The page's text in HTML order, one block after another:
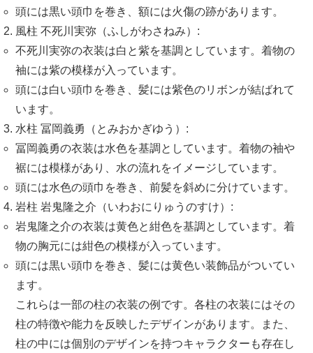
頭には黒い頭巾を巻き、額には火傷の跡があります。
風柱 不死川実弥（ふしがわさねみ）:
不死川実弥の衣装は白と紫を基調としています。着物の
袖には紫の模様が入っています。
頭には白い頭巾を巻き、髪には紫色のリボンが結ばれて
います。
水柱 冨岡義勇（とみおかぎゆう）:
冨岡義勇の衣装は水色を基調としています。着物の袖や
裾には模様があり、水の流れをイメージしています。
頭には水色の頭巾を巻き、前髪を斜めに分けています。
岩柱 岩鬼隆之介（いわおにりゅうのすけ）:
岩鬼隆之介の衣装は黄色と紺色を基調としています。着
物の胸元には紺色の模様が入っています。
頭には黒い頭巾を巻き、髪には黄色い装飾品がついてい
ます。
これらは一部の柱の衣装の例です。各柱の衣装にはその
柱の特徴や能力を反映したデザインがあります。また、
柱の中には個別のデザインを持つキャラクターも存在し